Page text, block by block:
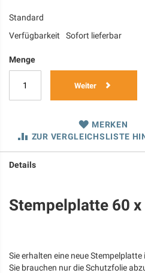
Standard
Verfügbarkeit
Sofort lieferbar
Menge
Weiter
MERKEN
ZUR VERGLEICHSLISTE
Details
Stempelplatte 60 x
Sie erhalten eine neue Stempelplatte
Sie brauchen nur die Schutzfolie